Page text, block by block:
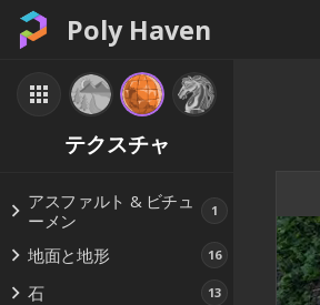
Poly Haven
テクスチャ
アスファルト & ビチュ
ーメン
1
地面と地形 16
石 13